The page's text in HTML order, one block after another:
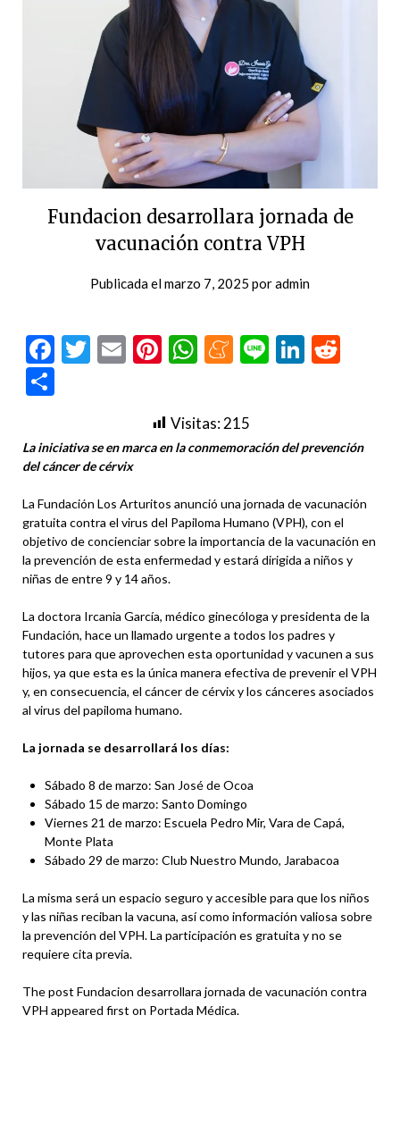
Fundacion desarrollara jornada de
vacunación contra VPH
Publicada elmarzo 7, 2025 poradmin
Facebook
Twitter
EmailPinterest
WhatsApp
Meneame
Line
Visitas:215
La iniciativa se en marca en la conmemoración del prevención
del cáncer de cérvix
La Fundación Los Arturitos anunció una jornada de vacunación
gratuita contra el virus del Papiloma Humano (VPH), con el
objetivo de concienciar sobre la importancia de la vacunación en
la prevención de esta enfermedad y estará dirigida a niños y
niñas de entre 9 y 14 años.
La doctora Ircania García, médico ginecóloga y presidenta de la
Fundación, hace un llamado urgente a todos los padres y
tutores para que aprovechen esta oportunidad y vacunen a sus
hijos, ya que esta es la única manera efectiva de prevenir el VPH
y, en consecuencia, el cáncer de cérvix y los cánceres asociados
al virus del papiloma humano.
La jornada se desarrollará los días:
Sábado 8 de marzo: San José de Ocoa
Sábado 15 de marzo: Santo Domingo
Viernes 21 de marzo: Escuela Pedro Mir, Vara de Capá,
Monte Plata
Sábado 29 de marzo: Club Nuestro Mundo, Jarabacoa
La misma será un espacio seguro y accesible para que los niños
y las niñas reciban la vacuna, así como información valiosa sobre
la prevención del VPH. La participación es gratuita y no se
requiere cita previa.
The post Fundacion desarrollara jornada de vacunación contra
VPH appeared first on Portada Médica.